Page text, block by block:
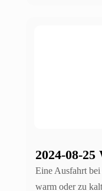
2024-08-
Eine Ausfahrt
warm oder zu